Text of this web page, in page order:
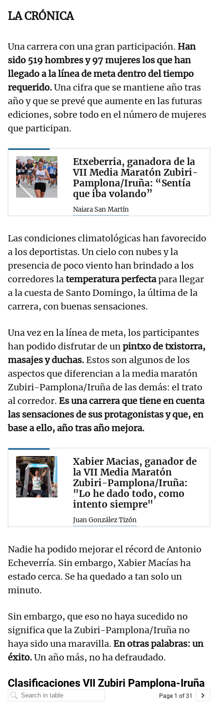
LA CRÓNICA
Una carrera con una gran participación. Han
sido 519 hombres y 97 mujeres los que han
llegado a la línea de meta dentro del tiempo
requerido.Una cifra que se mantiene año tras
año y que se prevé que aumente en las futuras
ediciones, sobre todo en el número de mujeres
que participan.
Etxeberria, ganadora de la
VII Media Maratón Zubiri-
Pamplona/Iruña: “Sentía
que iba volando”
Naiara San Martín
Las condiciones climatológicas han favorecido
a los deportistas. Un cielo con nubes y la
presencia de poco viento han brindado a los
corredores latemperatura perfectapara llegar
a la cuesta de Santo Domingo, la última de la
carrera, con buenas sensaciones.
Una vez en la línea de meta, los participantes
han podido disfrutar de unpintxo de txistorra,
masajes y duchas.Estos son algunos de los
aspectos que diferencian a la media maratón
Zubiri-Pamplona/Iruña de las demás: el trato
al corredor. Es una carrera que tiene en cuenta
las sensaciones de sus protagonistas y que, en
base a ello, año tras año mejora.
Xabier Macias, ganador de
la VII Media Maratón
Zubiri-Pamplona/Iruña:
"Lo he dado todo, como
intento siempre"
Juan González Tizón
Nadie ha podido mejorar el récord de Antonio
Echeverría. Sin embargo, Xabier Macías ha
estado cerca. Se ha quedado a tan solo un
minuto.
Sin embargo, que eso no haya sucedido no
significa que la Zubiri-Pamplona/Iruña no
haya sido una maravilla. En otras palabras: un
éxito.Un año más, no ha defraudado.